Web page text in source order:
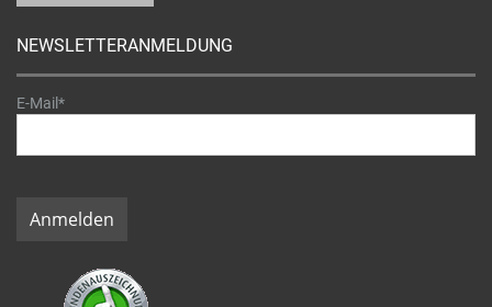
NEWSLETTERANMELDUNG
E-Mail*
Anmelden